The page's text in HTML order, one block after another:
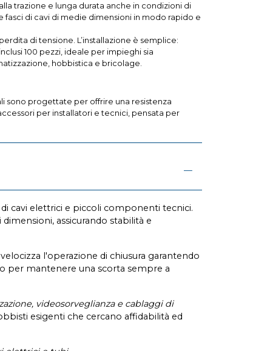
trazione e lunga durata anche in condizioni di
di cavi di medie dimensioni in modo rapido e
di tensione. L’installazione è semplice:
100 pezzi, ideale per impieghi sia
hobbistica e bricolage.
sono progettate per offrire una resistenza
per installatori e tecnici, pensata per
cavi elettrici e piccoli componenti tecnici.
assicurando stabilità e
l'operazione di chiusura garantendo
per mantenere una scorta sempre a
videosorveglianza e cablaggi di
esigenti che cercano affidabilità ed